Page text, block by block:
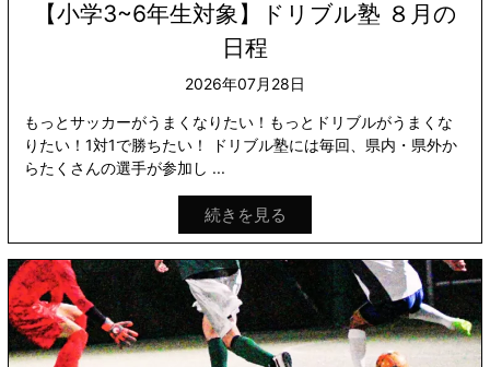
【小学3~6年生対象】ドリブル塾 ８月の
日程
2026年07月28日
もっとサッカーがうまくなりたい！もっとドリブルがうまくな
りたい！1対1で勝ちたい！ ドリブル塾には毎回、県内・県外か
らたくさんの選手が参加し ...
続きを見る